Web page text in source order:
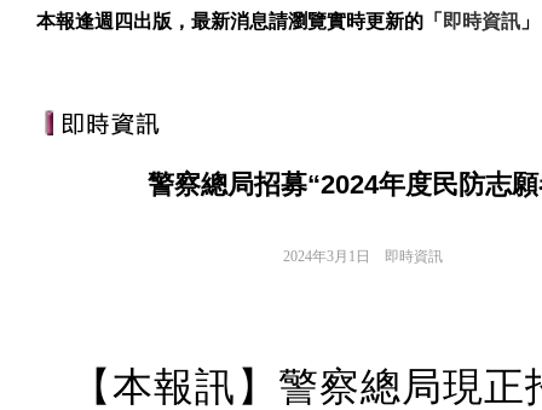
本報逢週四出版，最新消息請瀏覽實時更新的「 即時資訊 」
警察總局招募“2024年度民防志
2024年3月1日 即時資訊
【本報訊】警察總局現正